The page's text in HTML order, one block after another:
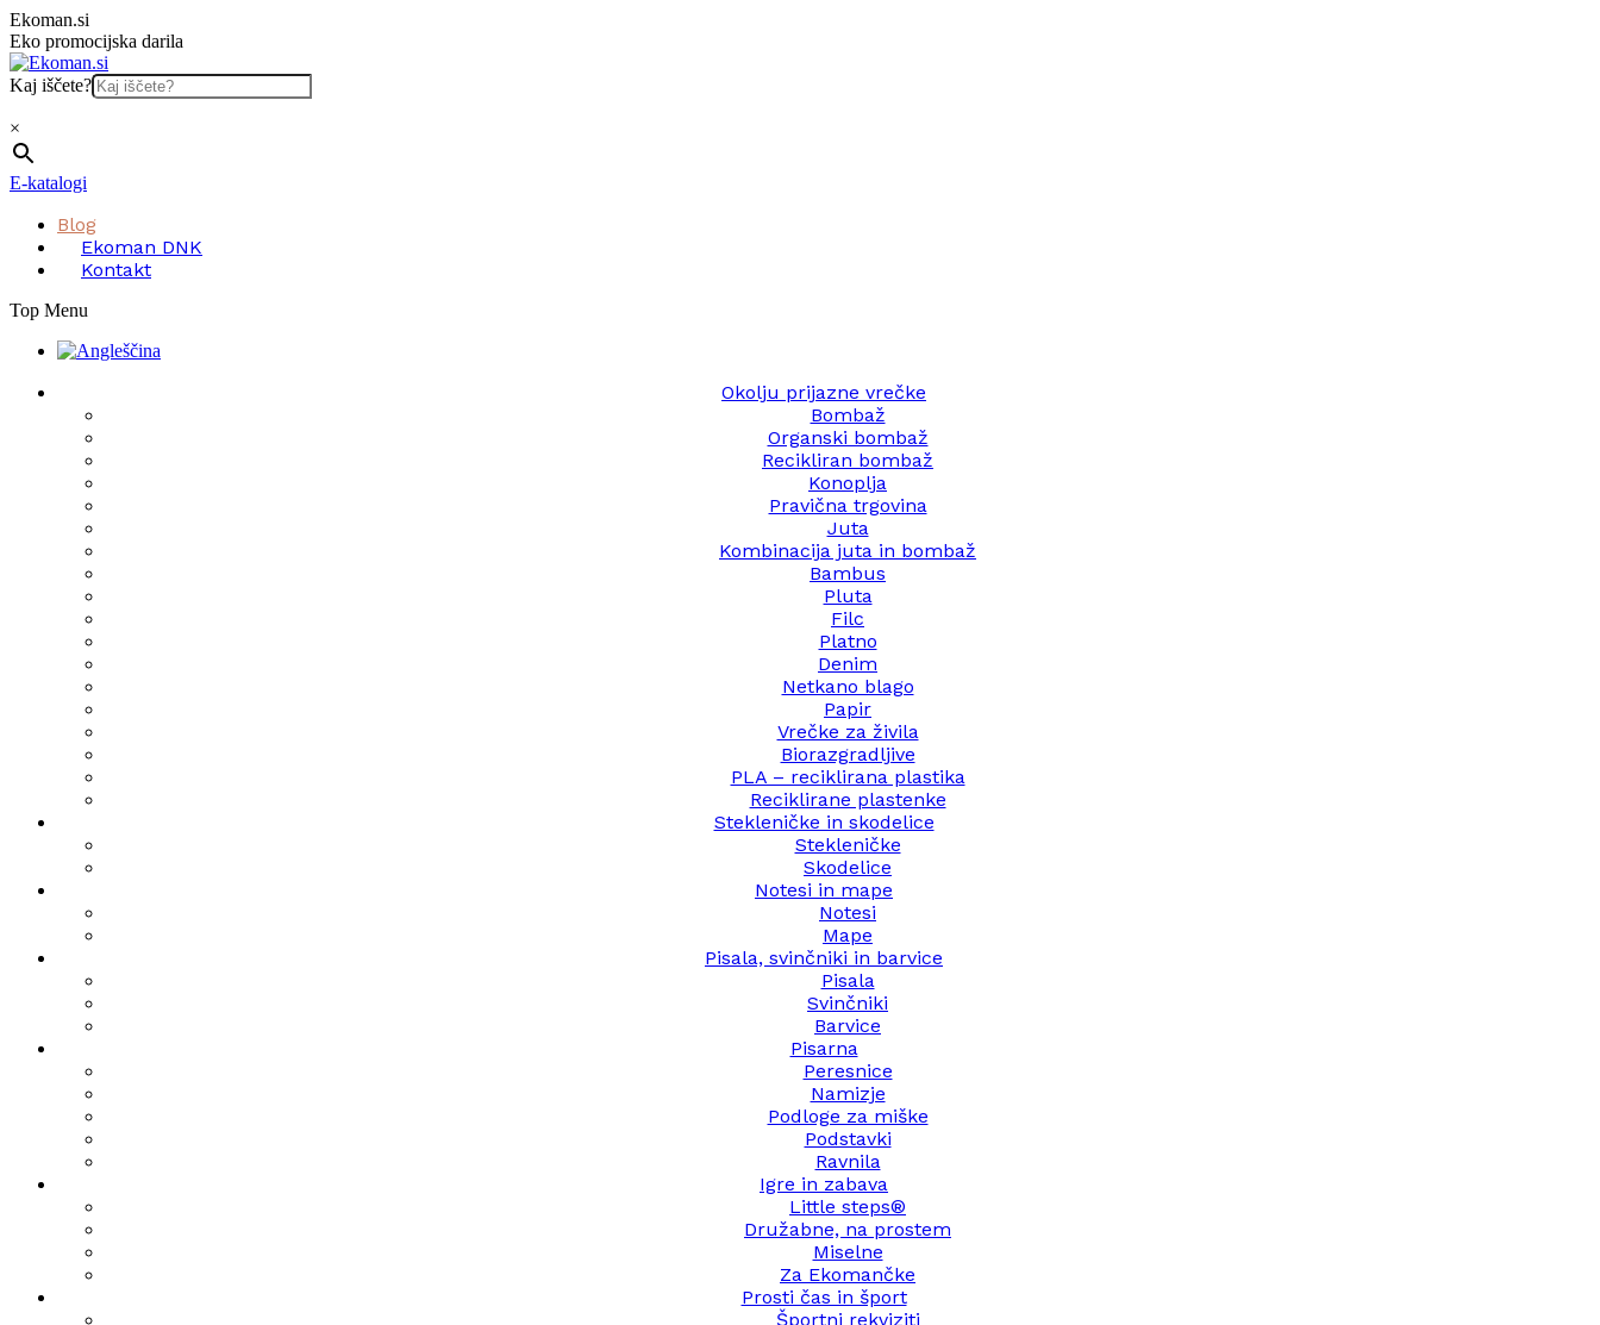
Skip
to
content
Ekoman.si
Eko promocijska darila
Kaj iščete?
×
E-katalogi
Blog
Ekoman DNK
Kontakt
Top Menu
Okolju prijazne vrečke
Bombaž
Organski bombaž
Recikliran bombaž
Konoplja
Pravična trgovina
Juta
Kombinacija juta in bombaž
Bambus
Pluta
Filc
Platno
Denim
Netkano blago
Papir
Vrečke za živila
Biorazgradljive
PLA – reciklirana plastika
Reciklirane plastenke
Stekleničke in skodelice
Stekleničke
Skodelice
Notesi in mape
Notesi
Mape
Pisala, svinčniki in barvice
Pisala
Svinčniki
Barvice
Pisarna
Peresnice
Namizje
Podloge za miške
Podstavki
Ravnila
Igre in zabava
Little steps®
Družabne, na prostem
Miselne
Za Ekomančke
Prosti čas in šport
Športni rekviziti